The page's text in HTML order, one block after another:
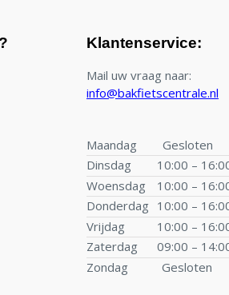
Klantenservice:
Mail uw vraag naar:
info@bakfietscentrale.nl
Maandag
Gesloten
Dinsdag
10:00 –
Woensdag
10:00 –
Donderdag 10:00 –
Vrijdag
10:00 –
Zaterdag
09:00 –
Zondag
Gesloten